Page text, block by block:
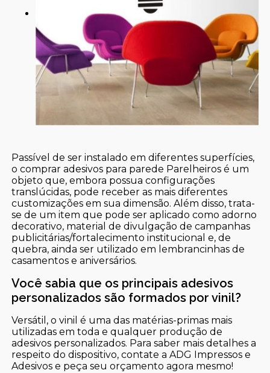
Passível de ser instalado em diferentes superfícies,
o comprar adesivos para parede Parelheiros é um
objeto que, embora possua configurações
translúcidas, pode receber as mais diferentes
customizações em sua dimensão. Além disso, trata-
se de um item que pode ser aplicado como adorno
decorativo, material de divulgação de campanhas
publicitárias/fortalecimento institucional e, de
quebra, ainda ser utilizado em lembrancinhas de
casamentos e aniversários.
Você sabia que os principais adesivos
personalizados são formados por vinil?
Versátil, o vinil é uma das matérias-primas mais
utilizadas em toda e qualquer produção de
adesivos personalizados. Para saber mais detalhes a
respeito do dispositivo, contate a ADG Impressos e
Adesivos e peça seu orçamento agora mesmo!